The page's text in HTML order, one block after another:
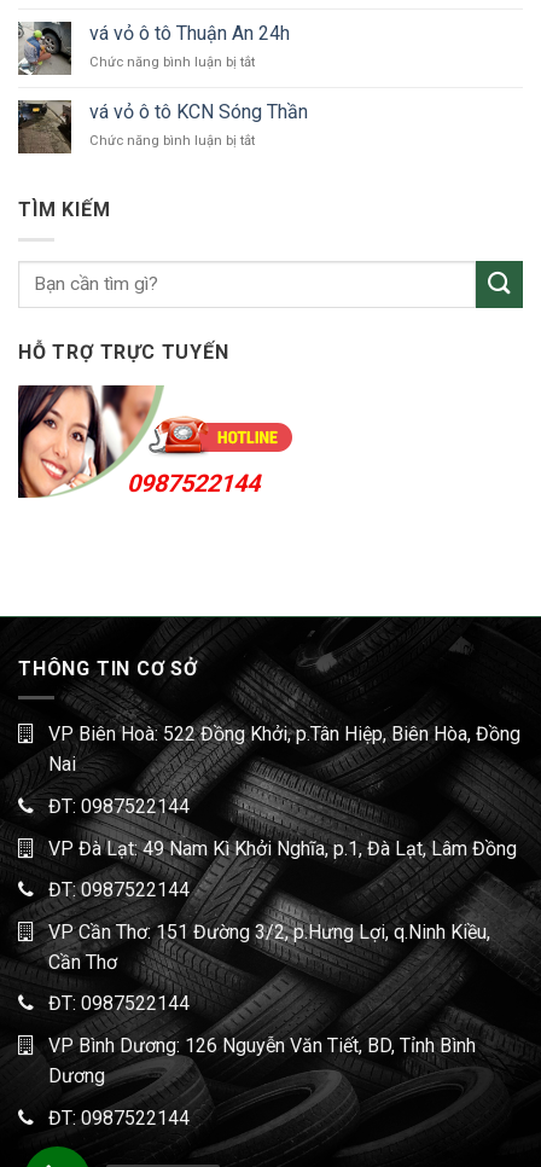
KCN
vỏ
xe
ô
Bắc
Tân
Uyên
vá vỏ ô tô Thuận An 24h
Chức năng bình luận bị tắtở
ô
tô
vá vỏ ô tô KCN Sóng Thần
Chức năng bình luận bị tắtở
Sóng
TÌM KIẾM
HỖ TRỢ TRỰC TUYẾN
0987522144
THÔNG TIN CƠ SỞ
VP Biên Hoà: 522 Đồng Khởi, p.Tân Hiệp, Biên Hòa, Đồng
Nai
ĐT: 0987522144
VP Đà Lạt: 49 Nam Kì Khởi Nghĩa, p.1, Đà Lạt, Lâm Đồng
ĐT:0987522144
VP Cần Thơ: 151 Đường 3/2, p.Hưng Lợi, q.Ninh Kiều,
Cần Thơ
ĐT: 0987522144
VP Bình Dương: 126 Nguyễn Văn Tiết, BD, Tỉnh Bình
Dương
ĐT: 0987522144